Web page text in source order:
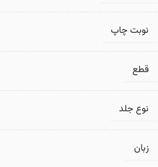
نوبت چاپ
قطع
نوع جلد
زبان